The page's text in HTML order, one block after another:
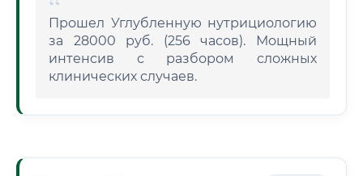
Прошел Углубленную нутрициологию
за 28000 руб. (256 часов). Мощный
интенсив с разбором сложных
клинических случаев.